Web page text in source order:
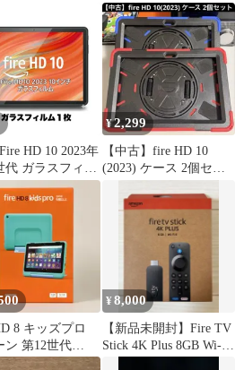
スティック
対応 音声認識リ
付属
代/第12世代/第14世代
タブレ ットカバー カバ
ー ケース TPU 半透明
ソフトカバー 衝撃吸収
HD 10 2023年
代 ガラスフィル
防止
¥2,299
【中古】fire HD 10
(2023) ケース 2個セッ
8 キッズプロ
ン 第12世代
¥8,000
【新品未開封】Fire TV
Stick 4K Plus 8GB Wi-Fi